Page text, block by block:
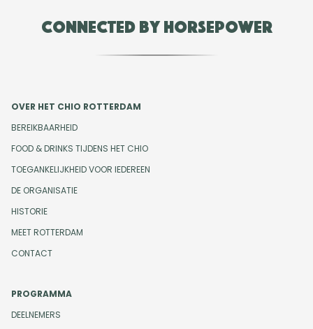
Connected by Horsepower
OVER HET CHIO ROTTERDAM
BEREIKBAARHEID
FOOD & DRINKS TIJDENS HET CHIO
TOEGANKELIJKHEID VOOR IEDEREEN
DE ORGANISATIE
HISTORIE
MEET ROTTERDAM
CONTACT
PROGRAMMA
DEELNEMERS